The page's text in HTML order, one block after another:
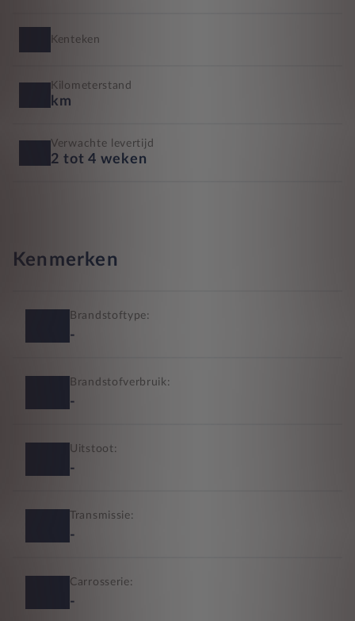
Kenteken
Kilometerstand
km
Verwachte levertijd
2 tot 4 weken
Kenmerken
Brandstoftype:
-
Brandstofverbruik:
-
Uitstoot:
-
Transmissie:
-
Carrosserie:
-